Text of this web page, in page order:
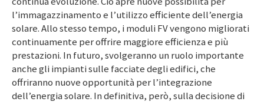
l’immagazzinamento e l’utilizzo efficiente dell’energia
solare. Allo stesso tempo, i moduli FV vengono migliorati
continuamente per offrire maggiore efficienza e più
prestazioni. In futuro, svolgeranno un ruolo importante
anche gli impianti sulle facciate degli edifici, che
offriranno nuove opportunità per l’integrazione
dell’energia solare. In definitiva, però, sulla decisione di